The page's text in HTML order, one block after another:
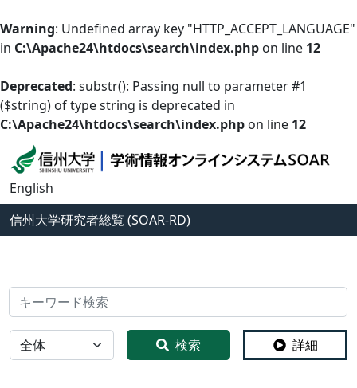
Warning: Undefined array key "HTTP_ACCEPT_LANGUAGE"
in C:\Apache24\htdocs\search\index.php on line 12
Deprecated: substr(): Passing null to parameter #1
($string) of type string is deprecated in
C:\Apache24\htdocs\search\index.php on line 12
English
信州大学研究者総覧 (SOAR-RD)
検索
全体 検索 詳細